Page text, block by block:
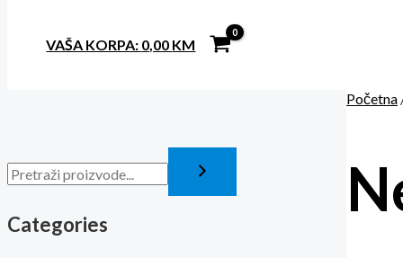
VAŠA KORPA: 0,00 KM
Categories
Početna